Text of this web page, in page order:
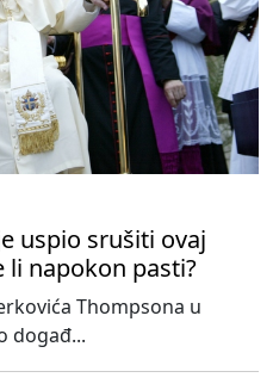
uspio srušiti ovaj
li napokon pasti?
Thompsona u
događ...